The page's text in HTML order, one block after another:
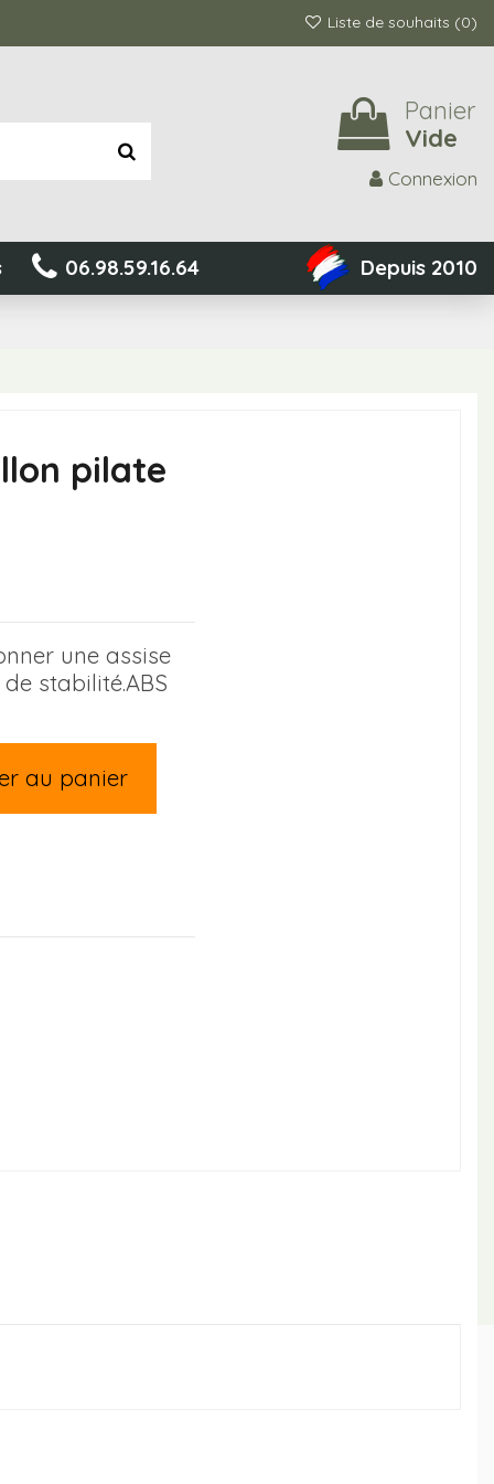
Liste de souhaits (0)
Panier
Vide
Connexion
06.98.59.16.64 Depuis 2010
pilate
une assise
stabilité.ABS
au panier